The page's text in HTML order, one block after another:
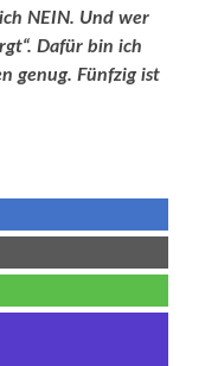
NEIN. Und wer
Dafür bin ich
genug. Fünfzig ist